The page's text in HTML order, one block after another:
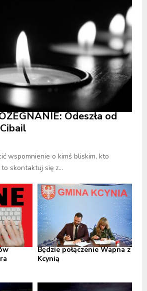
Odeszła od
wspomnienie o kimś bliskim, kto
skontaktuj się z...
Będzie połączenie Wapna z
Kcynią